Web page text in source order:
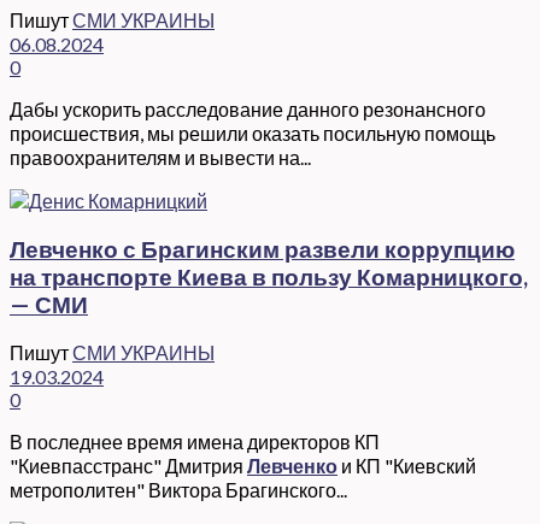
ПишутСМИ УКРАИНЫ
06.08.2024
0
Дабы ускорить расследование данного резонансного
происшествия, мы решили оказать посильную помощь
правоохранителям и вывести на...
Левченко с Брагинским развели коррупцию
на транспорте Киева в пользу Комарницкого,
— СМИ
ПишутСМИ УКРАИНЫ
19.03.2024
0
В последнее время имена директоров КП
"Киевпасстранс" Дмитрия Левченко и КП "Киевский
метрополитен" Виктора Брагинского...